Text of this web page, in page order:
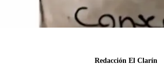
Redacción El Clarín